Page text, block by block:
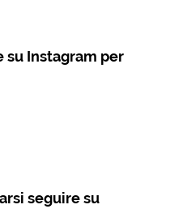
su Instagram per
seguire su